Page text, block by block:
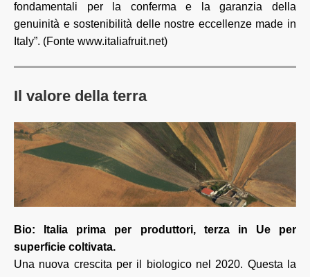
fondamentali per la conferma e la garanzia della
genuinità e sostenibilità delle nostre eccellenze made in
Italy”. (Fonte www.italiafruit.net)
Il valore della terra
Bio: Italia prima per produttori, terza in Ue per
superficie coltivata.
Una nuova crescita per il biologico nel 2020. Questa la